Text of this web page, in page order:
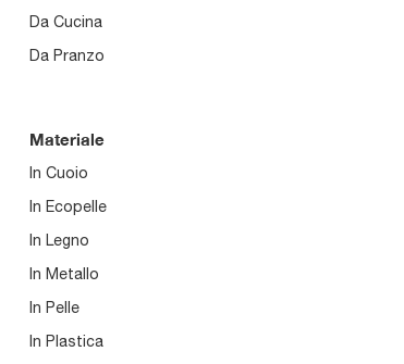
Da Cucina
Da Pranzo
Materiale
In Cuoio
In Ecopelle
In Legno
In Metallo
In Pelle
In Plastica